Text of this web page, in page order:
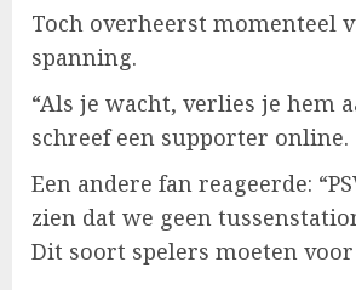
Toch overheerst momenteel
spanning.
“Als je wacht, verlies je hem
schreef een supporter online.
Een andere fan reageerde:
zien dat we geen
Dit soort spelers moeten voor